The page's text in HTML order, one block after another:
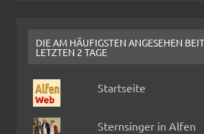
DIE AM HÄUFIGSTEN ANGESEHEN
LETZTEN 2 TAGE
Startseite
Sternsinger in Alfen